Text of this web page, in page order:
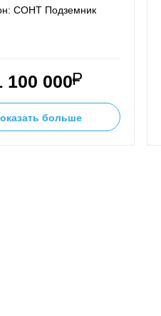
СОНТ Подземник
100 000
больше